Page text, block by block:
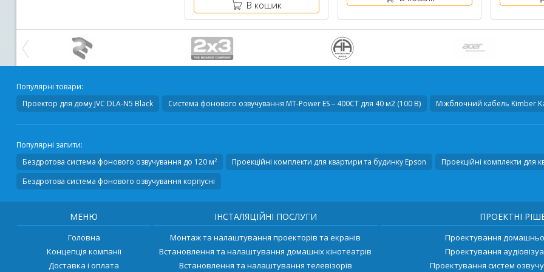
В кошик
Популярні товари:
Проектор для домуJVC DLA-N5 Black Система фонового озвучування MT-Power ES – 400СT для 40 м2 (100 В) Міжблочний кабель Kimber
Популярні запити:
Бездротова система фонового озвучування до 120 м²
Проекційні комплекти для квартири та будинку Epson
Проекційні комплекти для
Бездротова система фонового озвучування корпусні
МЕНЮ
Головна
Концепція компанії
Доставка і оплата
ІНСТАЛЯЦІЙНІ ПОСЛУГИ
Монтаж та налаштування проекторів та екранів
Встановлення та налаштування домашніх кінотеатрів
Встановлення та налаштування телевізорів
ПРОЕКТНІ
Проектування
Проектування
Проектування систем